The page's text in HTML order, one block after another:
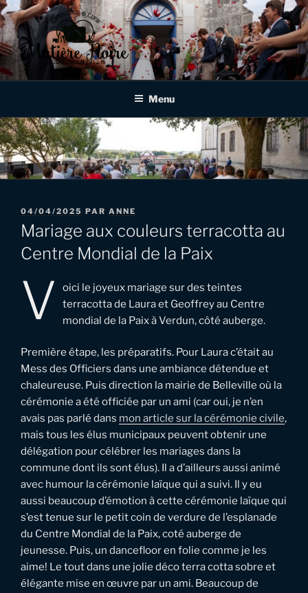
Aller
au
contenu
principal
MATIÈRE NOIRE
PHOTOGRAPHIE
Photographe de mariages et d'événementiels à Verdun, en Meuse,
Menu
PUBLIÉ
LE
04/04/2025 PAR ANNE
Mariage aux couleurs terracotta au
Centre Mondial de la Paix
V
oici le joyeux mariage sur des teintes
terracotta de Laura et Geoffrey au Centre
mondial de la Paix à Verdun, côté auberge.
Première étape, les préparatifs. Pour Laura c’était au
Mess des Officiers dans une ambiance détendue et
chaleureuse. Puis direction la mairie de Belleville où la
cérémonie a été officiée par un ami (car oui, je n’en
avais pas parlé dans mon article sur la cérémonie civile,
mais tous les élus municipaux peuvent obtenir une
délégation pour célébrer les mariages dans la
commune dont ils sont élus). Il a d’ailleurs aussi animé
avec humour la cérémonie laïque qui a suivi. Il y eu
aussi beaucoup d’émotion à cette cérémonie laïque qui
s’est tenue sur le petit coin de verdure de l’esplanade
du Centre Mondial de la Paix, coté auberge de
jeunesse. Puis, un dancefloor en folie comme je les
aime! Le tout dans une jolie déco terra cotta sobre et
élégante mise en œuvre par un ami. Beaucoup de